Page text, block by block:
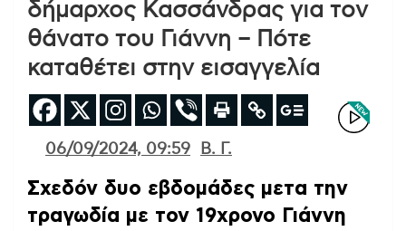
δήμαρχος Κασσάνδρας για τον
θάνατο του Γιάννη – Πότε
καταθέτει στην εισαγγελία
06/09/2024, 09:59 Β. Γ.
Σχεδόν δυο εβδομάδες μετα την
τραγωδία με τον 19χρονο Γιάννη